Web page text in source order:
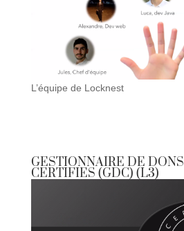
L’équipe de Locknest
GESTIONNAIRE DE DONS
CERTIFIES (GDC) (L3)